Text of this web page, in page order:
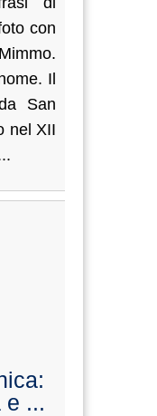
con
Il
San
nel XII
e ...